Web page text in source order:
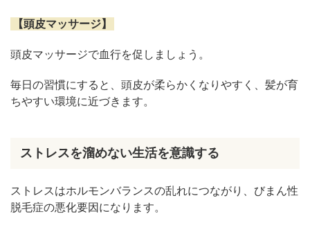
【頭皮マッサージ】
頭皮マッサージで血行を促しましょう。
毎日の習慣にすると、頭皮が柔らかくなりやすく、髪が育
ちやすい環境に近づきます。
ストレスを溜めない生活を意識する
ストレスはホルモンバランスの乱れにつながり、びまん性
脱毛症の悪化要因になります。